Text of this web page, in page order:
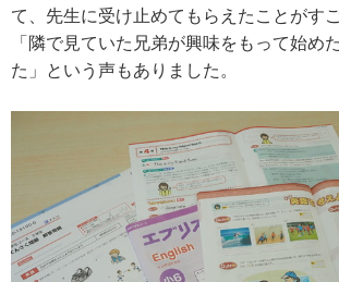
て、先生に受け止めてもらえたことがす
「隣で見ていた兄弟が興味をもって始め
た」という声もありました。